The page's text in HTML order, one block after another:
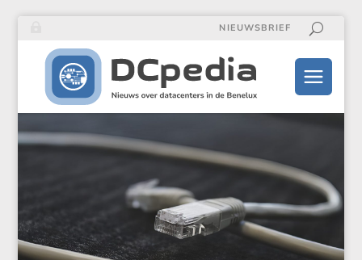
NIEUWSBRIEF